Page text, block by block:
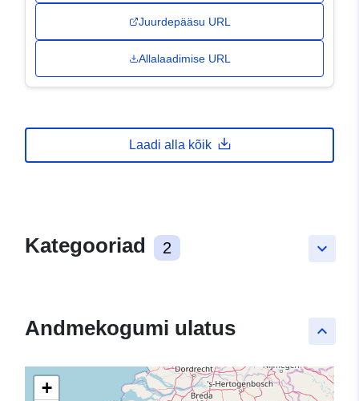
Juurdepääsu URL
Allalaadimise URL
Laadi alla kõik
keyboard_arrow_down
Kategooriad 2
keyboard_arrow_up
Andmekogumi ulatus
+